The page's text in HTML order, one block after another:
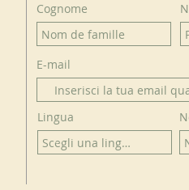
Cognome
E-mail
Lingua